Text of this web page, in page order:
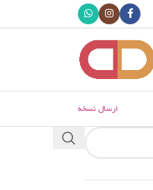
ارسال نسخه